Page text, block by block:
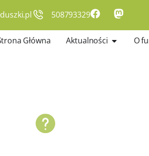
508793329
Główna Aktualności O